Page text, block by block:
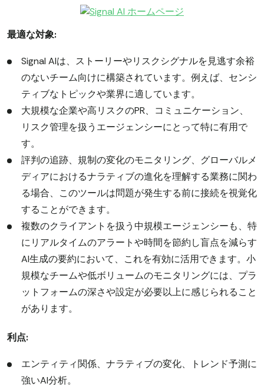
最適な対象:
Signal AIは、ストーリーやリスクシグナルを見逃す余裕
のないチーム向けに構築されています。例えば、センシ
ティブなトピックや業界に適しています。
大規模な企業や高リスクのPR、コミュニケーション、
リスク管理を扱うエージェンシーにとって特に有用で
す。
評判の追跡、規制の変化のモニタリング、グローバルメ
ディアにおけるナラティブの進化を理解する業務に関わ
る場合、このツールは問題が発生する前に接続を視覚化
することができます。
複数のクライアントを扱う中規模エージェンシーも、特
にリアルタイムのアラートや時間を節約し盲点を減らす
AI生成の要約において、これを有効に活用できます。小
規模なチームや低ボリュームのモニタリングには、プラ
ットフォームの深さや設定が必要以上に感じられること
があります。
利点:
エンティティ関係、ナラティブの変化、トレンド予測に
強いAI分析。